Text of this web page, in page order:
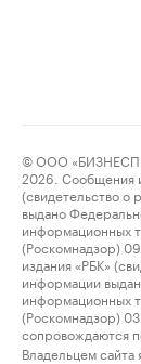
© ООО
2026. Сообщения
(свидетельство о
выдано
информационных
(Роскомнадзор)
издания «РБК»
информации
информационных
(Роскомнадзор)
сопровождаются
Владельцем сайта